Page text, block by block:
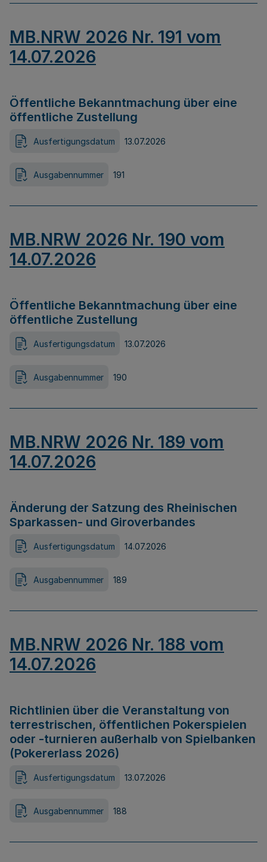
MB.NRW 2026 Nr. 191 vom
14.07.2026
Öffentliche Bekanntmachung über eine
öffentliche Zustellung
Ausfertigungsdatum 13.07.2026
Ausgabennummer 191
MB.NRW 2026 Nr. 190 vom
14.07.2026
Öffentliche Bekanntmachung über eine
öffentliche Zustellung
Ausfertigungsdatum 13.07.2026
Ausgabennummer 190
MB.NRW 2026 Nr. 189 vom
14.07.2026
Änderung der Satzung des Rheinischen
Sparkassen- und Giroverbandes
Ausfertigungsdatum 14.07.2026
Ausgabennummer 189
MB.NRW 2026 Nr. 188 vom
14.07.2026
Richtlinien über die Veranstaltung von
terrestrischen, öffentlichen Pokerspielen
oder -turnieren außerhalb von Spielbanken
(Pokererlass 2026)
Ausfertigungsdatum 13.07.2026
Ausgabennummer 188